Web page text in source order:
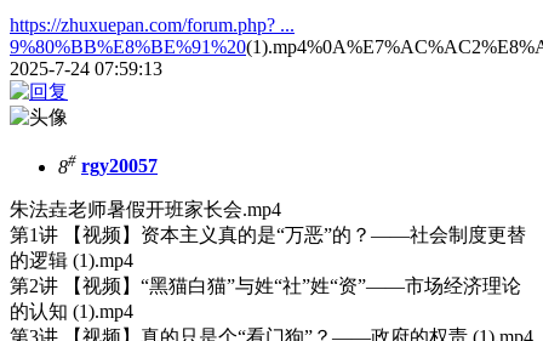
https://zhuxuepan.com/forum.php? ...
9%80%BB%E8%BE%91%20
2025-7-24 07:59:13
8# rgy20057
朱法垚老师暑假开班家长会.mp4
第1讲 【视频】资本主义真的是“万恶”的？——社会制度更替
的逻辑 (1).mp4
第2讲 【视频】“黑猫白猫”与姓“社”姓“资”——市场经济理论
的认知 (1).mp4
第3讲 【视频】真的只是个“看门狗”？——政府的权责 (1).mp4